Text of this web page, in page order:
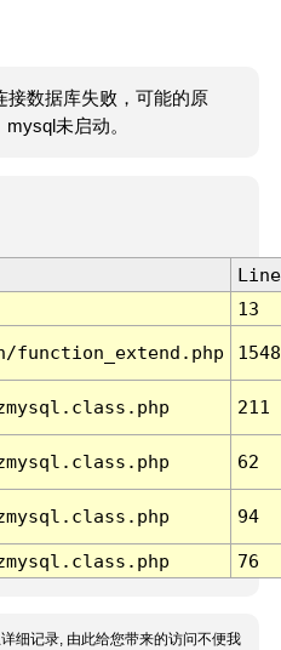
接数据库失败，可能的原
未启动。
Line
13
function_extend.php 1548
211
62
94
76
细记录, 由此给您带来的访问不便我